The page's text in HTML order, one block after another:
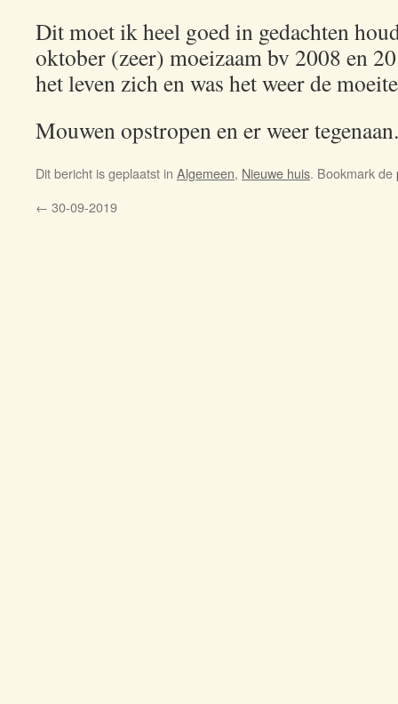
Dit moet ik heel goed in gedachten
oktober (zeer) moeizaam bv 2008 en
het leven zich en was het weer de
Mouwen opstropen en er weer tegenaan.
Dit bericht is geplaatst in Algemeen, Nieuwe huis. Bookmark de
← 30-09-2019